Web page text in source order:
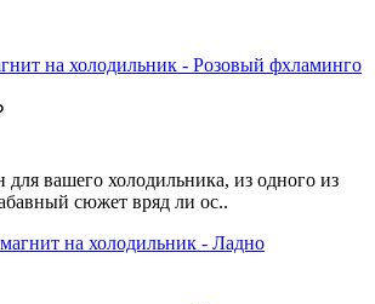
на холодильник - Розовый фхламинго
для вашего холодильника, из одного из
сюжет вряд ли ос..